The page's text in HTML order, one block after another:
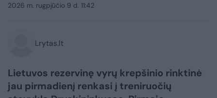
2026 m. rugpjūčio 9 d. 11:42
Lrytas.lt
Lietuvos rezervinę vyrų krepšinio rinktinė
jau pirmadienį renkasi į treniruočių